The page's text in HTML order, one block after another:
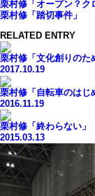
栗村修「オープン？ク
栗村修「踏切事件」
RELATED ENTRY
栗村修「文化創りのた
2017.10.19
栗村修「自転車のはじ
2016.11.19
栗村修「終わらない」
2015.03.13